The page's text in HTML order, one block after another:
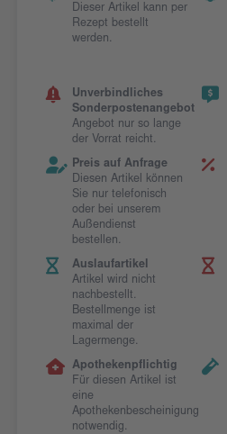
Dieser Artikel kann per
Rezept bestellt
werden.
Unverbindliches
Sonderpostenangebot
Angebot nur so lange
der Vorrat reicht.
Preis auf Anfrage
Diesen Artikel können
Sie nur telefonisch
oder bei unserem
Außendienst
bestellen.
Auslaufartikel
Artikel wird nicht
nachbestellt.
Bestellmenge ist
maximal der
Lagermenge.
Apothekenpflichtig
Für diesen Artikel ist
eine
Apothekenbescheinigung
notwendig.